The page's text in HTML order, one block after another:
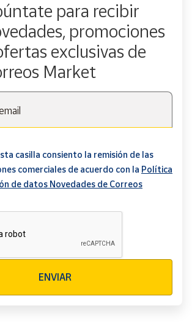
para recibir
promociones
exclusivas de
Market
casilla consiento la remisión de las
comerciales de acuerdo con la Política
de datos Novedades de Correos
ENVIAR